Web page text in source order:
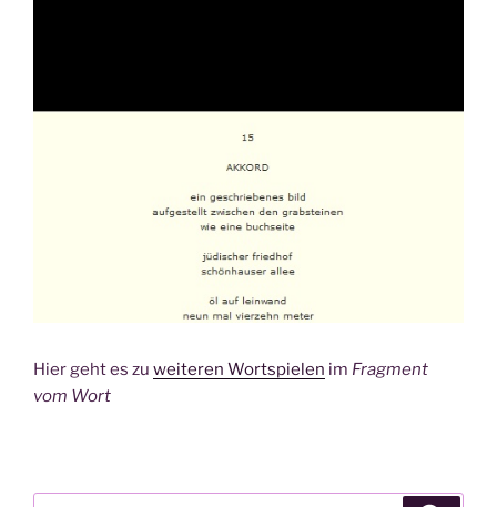
Hier geht es zu weiteren Wortspielen im Fragment
vom Wort